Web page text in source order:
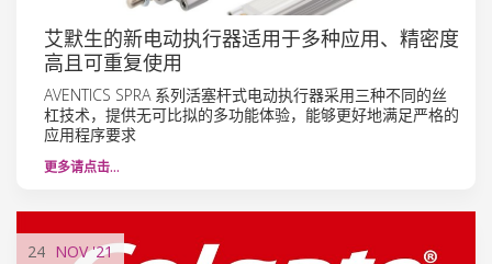
艾默生的新电动执行器适用于多种应用、精密度
高且可重复使用
AVENTICS SPRA 系列活塞杆式电动执行器采用三种不同的丝
杠技术，提供无可比拟的多功能体验，能够更好地满足严格的
应用程序要求
更多请点击…
24 NOV'21